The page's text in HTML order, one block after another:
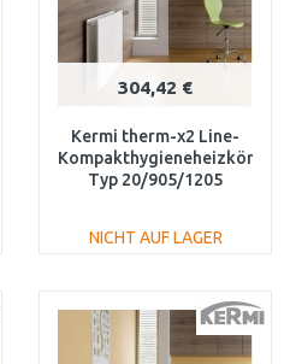
304,42 €
Kermi therm-x2 Line-
Kompakthygieneheizkörper
Typ 20/905/1205
NICHT AUF LAGER
Vergleichen